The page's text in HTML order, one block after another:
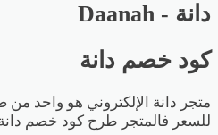
دانة - Daanah
كود خصم دانة
متجر دانة الإلكتروني هو واحد
للسعر فالمتجر طرح كود خصم